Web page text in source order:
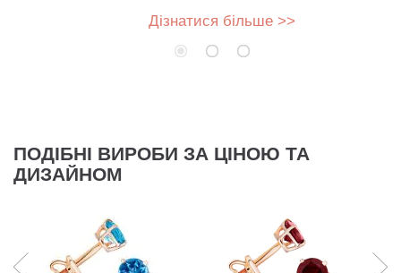
Дізнатися більше >>
ПОДІБНІ ВИРОБИ ЗА ЦІНОЮ ТА
ДИЗАЙНОМ